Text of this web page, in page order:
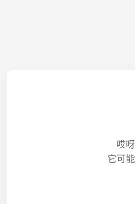
哎
它可